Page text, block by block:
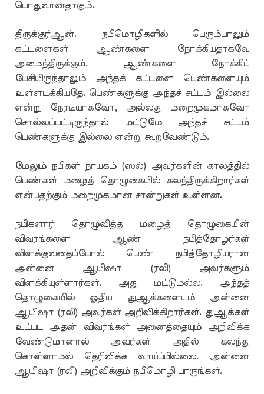
பொதுவானதாகும்.
திருக்குர்ஆன். நபிமொழிகளில் பெரும்பாலும்
கட்டளைகள் ஆண்களை நோக்கியதாகவே
அமைந்திருக்கும். ஆண்களை நோக்கிப்
பேசியிருந்தாலும் அந்தக் கட்டளை பெண்களையும்
உள்ளடக்கியதே. பெண்களுக்கு அந்தச் சட்டம் இல்லை
என்று நேரடியாகவோ, அல்லது மறைமுகமாகவோ
சொல்லப்பட்டிருந்தால் மட்டுமே அந்தச் சட்டம்
பெண்களுக்கு இல்லை என்று கூறவேண்டும்.
மேலும் நபிகள் நாயகம் (ஸல்) அவர்களின் காலத்தில்
பெண்கள் மழைத் தொழுகையில் கலந்திருக்கிறார்கள்
என்பதற்கும் மறைமுகமான சான்றுகள் உள்ளன.
நபிகளார் தொழுவித்த மழைத் தொழுகையின்
விவரங்களை ஆண் நபித்தோழர்கள்
விளக்குவதைப்போல் பெண் நபித்தோழியரான
அன்னை ஆயிஷா (ரலி) அவர்களும்
விளக்கியுள்ளார்கள். அது மட்டுமல்ல. அந்தத்
தொழுகையில் ஓதிய துஆக்களையும் அன்னை
ஆயிஷா (ரலி) அவர்கள் அறிவிக்கிறார்கள். துஆக்கள்
உட்பட அதன் விவரங்கள் அனைத்தையும் அறிவிக்க
வேண்டுமானால் அவர்கள் அதில் கலந்து
கொள்ளாமல் தெரிவிக்க வாய்ப்பில்லை. அன்னை
ஆயிஷா (ரலி) அறிவிக்கும் நபிமொழி பாருங்கள்.